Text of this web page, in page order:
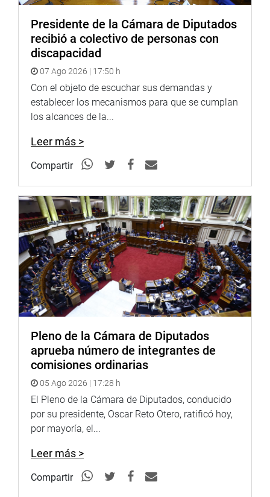
Soundcloud: https://soundcloud.com/radiocongreso
Presidente de la Cámara de Diputados
recibió a colectivo de personas con
discapacidad
07 Ago 2026 | 17:50 h
Con el objeto de escuchar sus demandas y
establecer los mecanismos para que se cumplan
los alcances de la...
Leer más >
Compartir
Pleno de la Cámara de Diputados
aprueba número de integrantes de
comisiones ordinarias
05 Ago 2026 | 17:28 h
El Pleno de la Cámara de Diputados, conducido
por su presidente, Oscar Reto Otero, ratificó hoy,
por mayoría, el...
Leer más >
Compartir